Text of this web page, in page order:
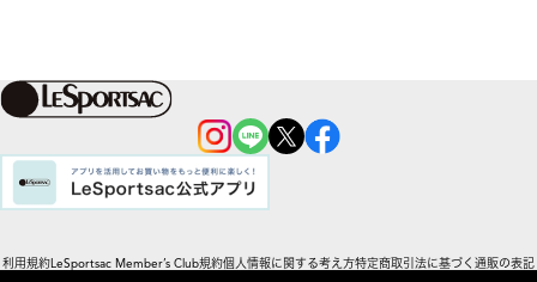
利用規約LeSportsac Member’s Club規約個人情報に関する考え方特定商取引法に基づく通販の表記